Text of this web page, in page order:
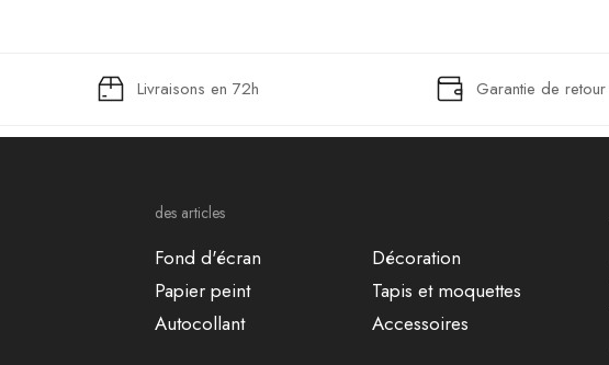
Livraisons en 72h Garantie de retour
des articles
Fond d'écran
Papier peint
Autocollant
Décoration
Tapis et moquettes
Accessoires